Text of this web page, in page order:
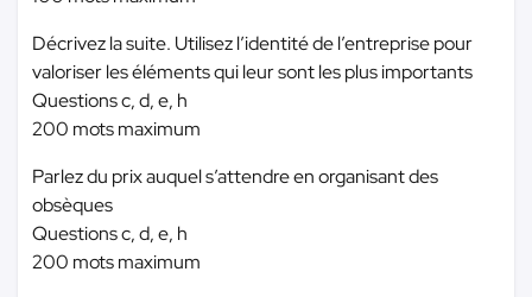
Décrivez la suite. Utilisez l’identité de l’entreprise pour
valoriser les éléments qui leur sont les plus importants
Questions c, d, e, h
200 mots maximum
Parlez du prix auquel s’attendre en organisant des
obsèques
Questions c, d, e, h
200 mots maximum